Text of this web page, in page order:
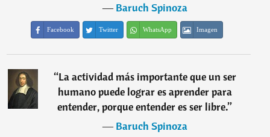
―Baruch Spinoza
Facebook Twitter WhatsApp Imagen
“La actividad más importante que un ser
humano puede lograr es aprender para
entender, porque entender es ser libre.”
―Baruch Spinoza